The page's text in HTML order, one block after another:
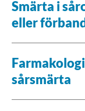
Smärta i
eller
sårsmärta